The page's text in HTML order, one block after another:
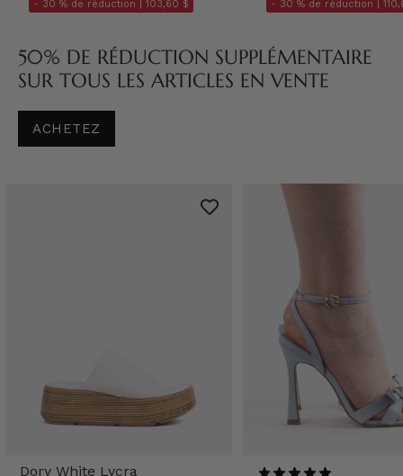
- 30 % de réduction | 103,60 $ - 30 % de réduction |
50% DE RÉDUCTION SUPPLÉMENTAIRE
SUR TOUS LES ARTICLES EN VENTE
ACHETEZ
Dory White Lycra